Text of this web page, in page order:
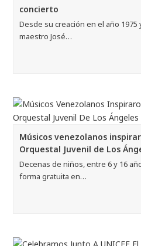
concierto
Desde su creación en el año 1975
maestro José…
Músicos venezolanos
Orquestal Juvenil de Los
Decenas de niños, entre 6 y 16
forma gratuita en…